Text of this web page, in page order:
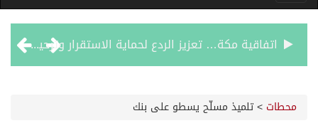
اتفاقية مكة… تعزيز الردع لحماية الاستقرار وترحيب اقليمي ودولي بها
محطات >تلميذ مسلّح يسطو على بنك